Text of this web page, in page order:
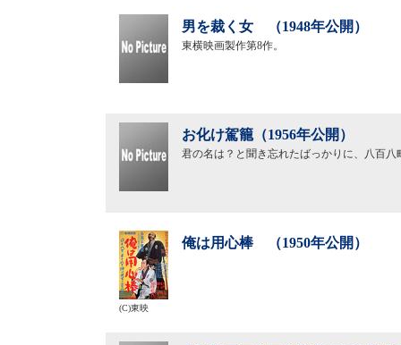
男を裁く女 （1948年公開）
東横映画製作第8作。
お化け駕籠（1956年公開）
君の名は？と聞き忘れたばっかりに、八百
俺は用心棒 （1950年公開）
(C)東映